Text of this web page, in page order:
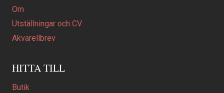
Om
Utställningar och CV
Akvarellbrev
HITTA TILL
Butik